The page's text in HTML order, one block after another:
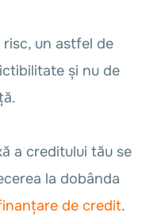
un astfel de
și nu de
a creditului tău se
la dobânda
de credit.